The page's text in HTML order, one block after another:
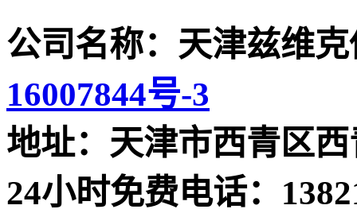
公司名称：天津兹维
16007844号-3
地址：天津市西青区西
24小时免费电话：